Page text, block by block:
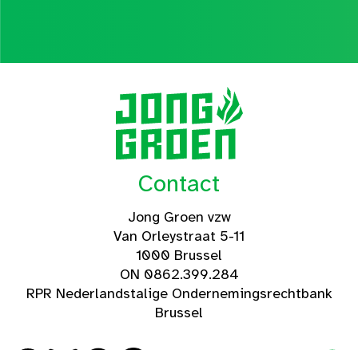
Contact
Jong Groen vzw
Van Orleystraat 5-11
1000 Brussel
ON 0862.399.284
RPR Nederlandstalige Ondernemingsrechtbank
Brussel